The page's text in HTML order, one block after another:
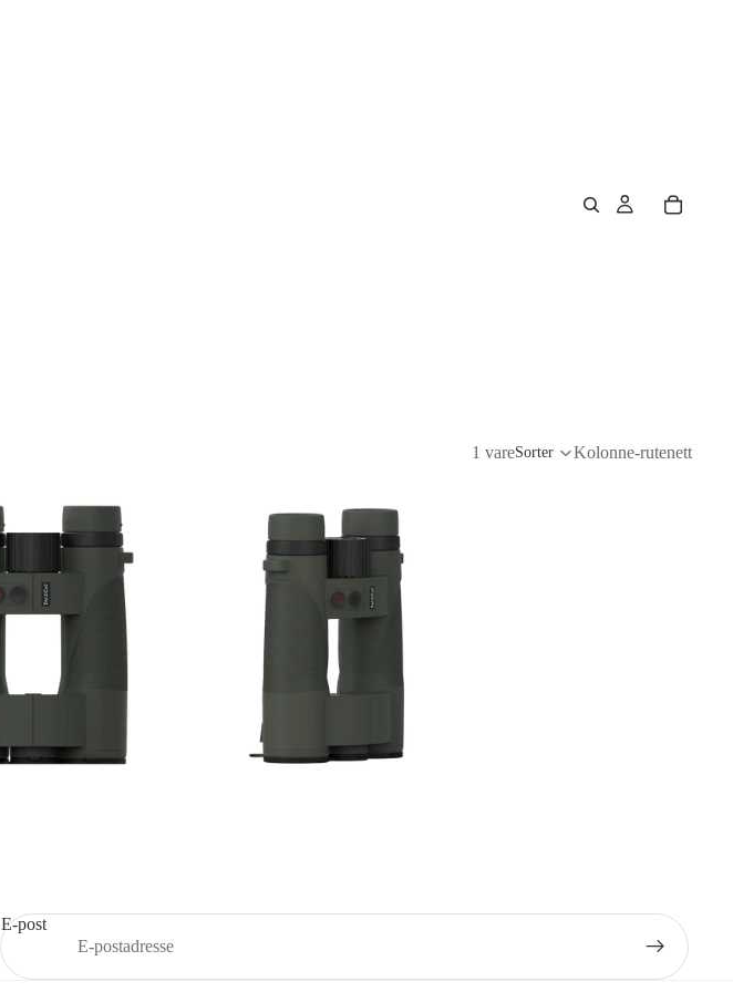
1 vareSorter Kolonne-rutenett
E-post